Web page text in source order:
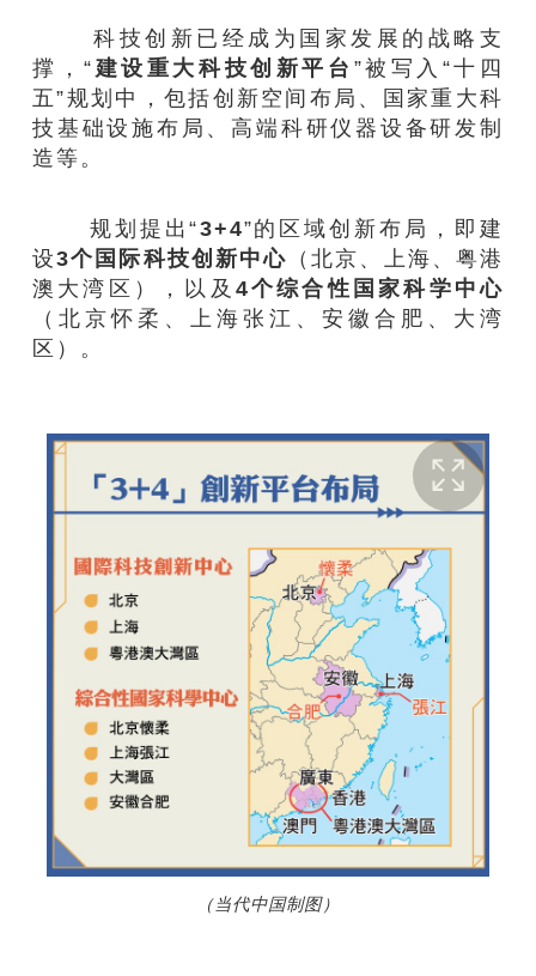
科技创新已经成为国家发展的战略支
撑，“建设重大科技创新平台 ”被写入“十四
五”规划中，包括创新空间布局、国家重大科
技基础设施布局、高端科研仪器设备研发制
造等。
规划提出“3+4”的区域创新布局，即建
设3个国际科技创新中心 （北京、上海、粤港
澳大湾区），以及 4个综合性国家科学中心
（北京怀柔、上海张江、安徽合肥、大湾
区）。
（当代中国制图）